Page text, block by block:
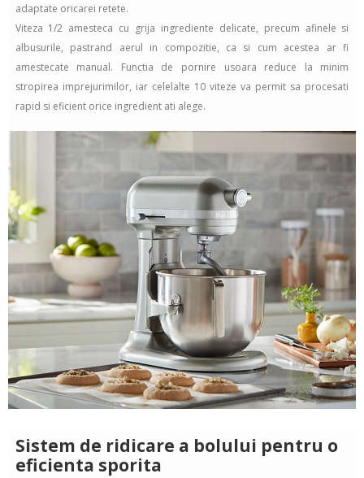
adaptate oricarei retete.
Viteza 1/2 amesteca cu grija ingrediente delicate, precum afinele si
albusurile, pastrand aerul in compozitie, ca si cum acestea ar fi
amestecate manual. Functia de pornire usoara reduce la minim
stropirea imprejurimilor, iar celelalte 10 viteze va permit sa procesati
rapid si eficient orice ingredient ati alege.
Sistem de ridicare a bolului pentru o
eficienta sporita